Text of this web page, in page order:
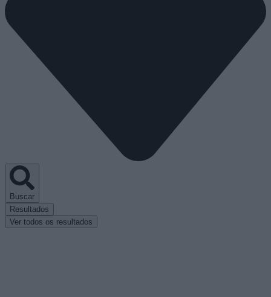
Buscar
Resultados
Ver todos os resultados